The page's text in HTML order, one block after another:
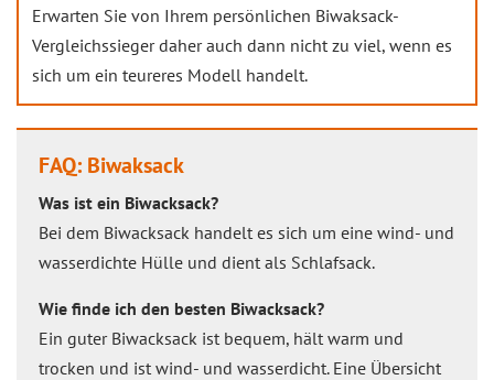
Erwarten Sie von Ihrem persönlichen Biwaksack-
Vergleichssieger daher auch dann nicht zu viel, wenn es
sich um ein teureres Modell handelt.
FAQ: Biwaksack
Was ist ein Biwacksack?
Bei dem Biwacksack handelt es sich um eine wind- und
wasserdichte Hülle und dient als Schlafsack.
Wie finde ich den besten Biwacksack?
Ein guter Biwacksack ist bequem, hält warm und
trocken und ist wind- und wasserdicht. Eine Übersicht